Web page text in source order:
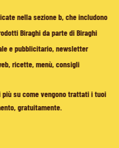
nella sezione b, che includono
Biraghi da parte di Biraghi
e pubblicitario, newsletter
ricette, menù, consigli
più su come vengono trattati i tuoi
gratuitamente.